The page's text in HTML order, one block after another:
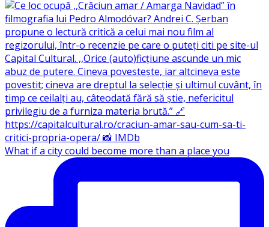
What if a city could become more than a place you